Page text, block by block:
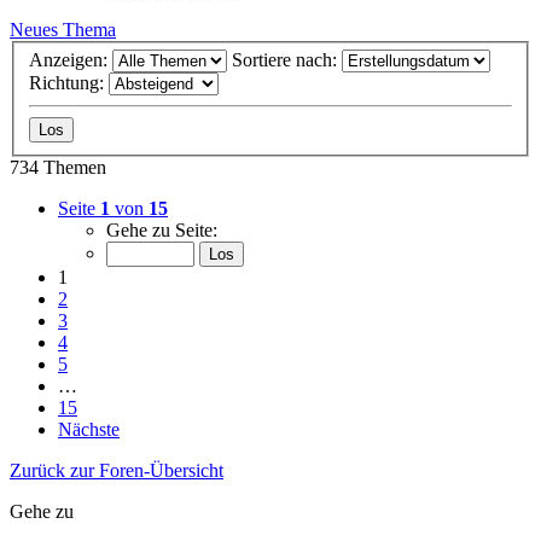
Neues Thema
Anzeigen:
Sortiere nach:
Richtung:
734 Themen
Seite 1 von 15
Gehe zu Seite:
1
2
3
4
5
…
15
Nächste
Zurück zur Foren-Übersicht
Gehe zu